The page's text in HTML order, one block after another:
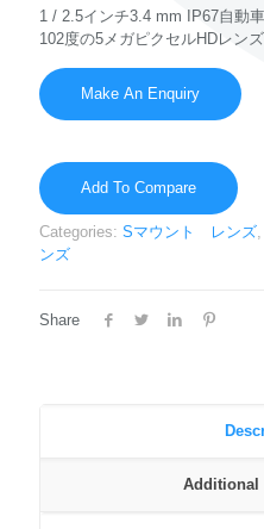
1 / 2.5インチ3.4 mm IP67自動
102度の5メガピクセルHDレンズ
Add To Compare
Categories: Sマウント レンズ
ンズ
Share
Additional